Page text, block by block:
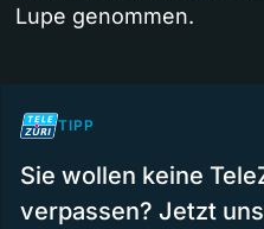
Lupe genommen.
TIPP
Sie wollen keine
verpassen? Jetzt